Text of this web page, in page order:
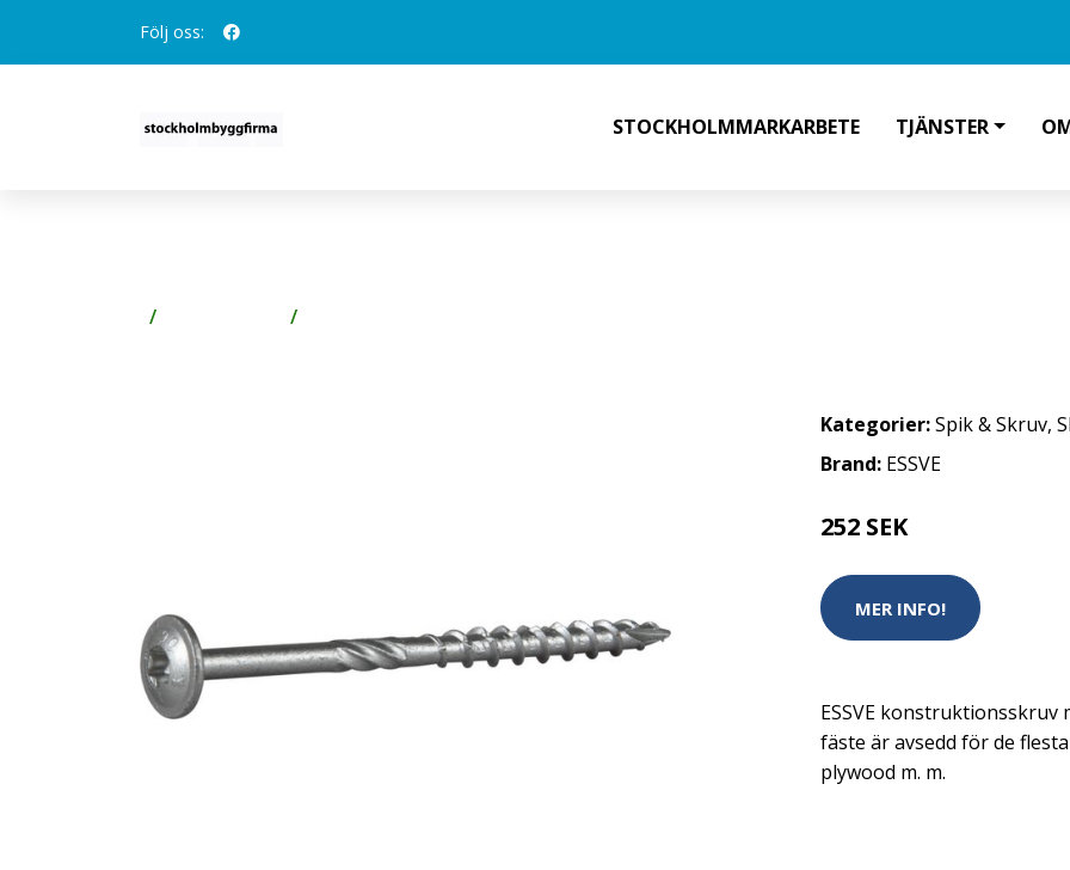
Följ oss:
STOCKHOLMMARKARBETE TJÄNSTER
Kategorier:Spik & Skruv,
Brand: ESSVE
252 SEK
MER INFO!
ESSVE konstruktionsskruv
fäste är avsedd för de
plywood m. m.